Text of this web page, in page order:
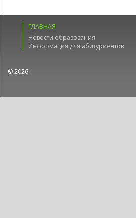
ГЛАВНАЯ
Новости образования
Информация для абитуриентов
© 2026